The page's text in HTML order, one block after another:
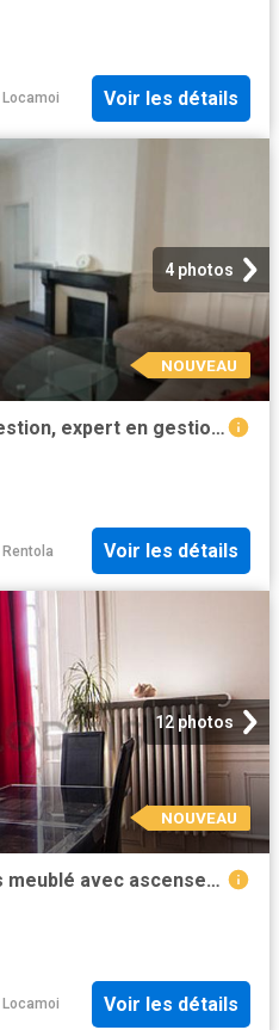
Locamoi Voir les détails
4 photos
NOUVEAU
T2 à Paris à louer Locagestion, expert en gestion locative
Rentola Voir les détails
12 photos
NOUVEAU
Appartement 2 chambres meublé avec ascenseur La Motte Picquet Paris 15°
Locamoi Voir les détails